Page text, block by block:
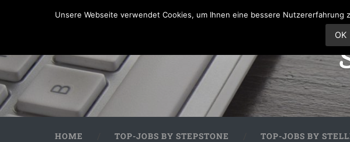
HOME TOP-JOBS BY STEPSTONE TOP-JOBS BY
Unsere Webseite verwendet Cookies, um Ihnen eine bessere
OK